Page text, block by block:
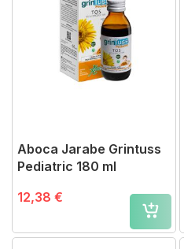
Aboca Jarabe Grintuss
Pediatric 180 ml
12,38 €